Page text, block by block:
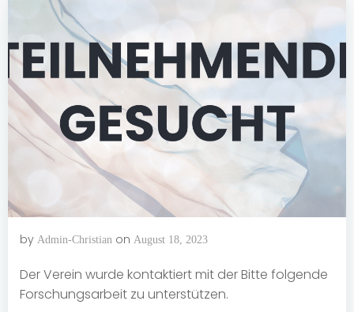
by Admin-Christian on August 18, 2023
Der Verein wurde kontaktiert mit der Bitte folgende
Forschungsarbeit zu unterstützen.